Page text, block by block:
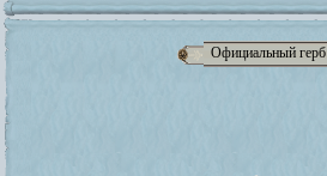
Официальный герб